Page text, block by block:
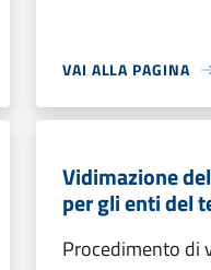
VAI ALLA PAGINA
Vidimazione
per gli enti del
Procedimento di